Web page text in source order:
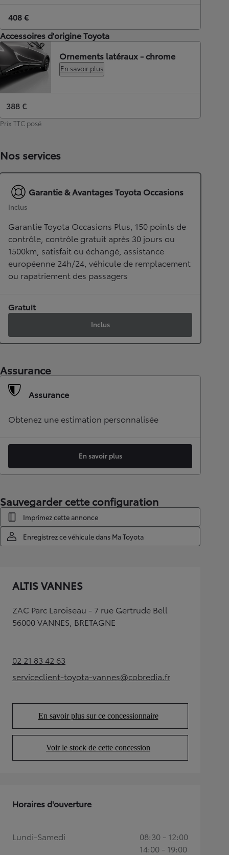
408 €
Accessoires d'origine Toyota
Ornements latéraux - chrome
En savoir plus
388 €
Prix TTC posé
Nos services
Garantie & Avantages Toyota Occasions
Inclus
Garantie Toyota Occasions Plus, 150 points de
contrôle, contrôle gratuit après 30 jours ou
1500km, satisfait ou échangé, assistance
européenne 24h/24, véhicule de remplacement
ou rapatriement des passagers
Gratuit
Inclus
Assurance
Assurance
Obtenez une estimation personnalisée
En savoir plus
Sauvegarder cette configuration
Imprimez cette annonce
Enregistrez ce véhicule dans Ma Toyota
ALTIS VANNES
ZAC Parc Laroiseau - 7 rue Gertrude Bell
56000 VANNES, BRETAGNE
02 21 83 42 63(Opens in new tab)
serviceclient-toyota-vannes@cobredia.fr
(Opens in new tab)
En savoir plus sur ce concessionnaire
(Opens in new tab)
Voir le stock de cette concession
(Opens in new tab)
Horaires d'ouverture
Lundi-Samedi
08:30 - 12:00
14:00 - 19:00